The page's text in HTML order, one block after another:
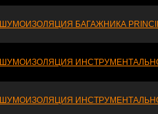
ШУМОИЗОЛЯЦИЯ БАГАЖНИКА
ШУМОИЗОЛЯЦИЯ
ШУМОИЗОЛЯЦИЯ